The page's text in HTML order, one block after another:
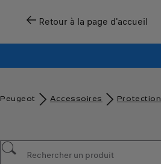
Retour à la page d'accueil
Peugeot Accessoires Protection